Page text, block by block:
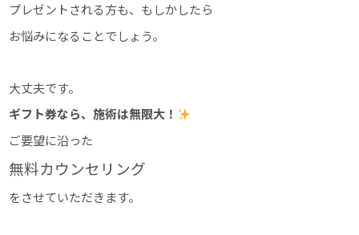
プレゼントされる方も、もしかしたら
お悩みになることでしょう。
大丈夫です。
ギフト券なら、施術は無限大！
ご要望に沿った
無料カウンセリング
をさせていただきます。